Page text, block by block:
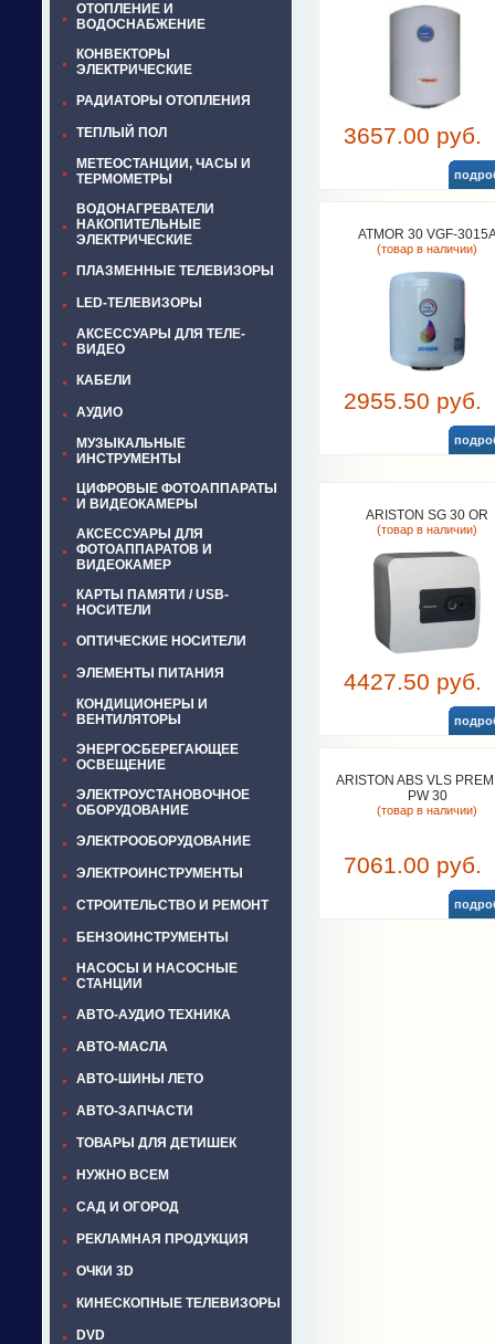
ОТОПЛЕНИЕ И
ВОДОСНАБЖЕНИЕ
КОНВЕКТОРЫ
ЭЛЕКТРИЧЕСКИЕ
РАДИАТОРЫ ОТОПЛЕНИЯ
ТЕПЛЫЙ ПОЛ
МЕТЕОСТАНЦИИ, ЧАСЫ И
ТЕРМОМЕТРЫ
ВОДОНАГРЕВАТЕЛИ
НАКОПИТЕЛЬНЫЕ
ЭЛЕКТРИЧЕСКИЕ
ПЛАЗМЕННЫЕ ТЕЛЕВИЗОРЫ
LED-ТЕЛЕВИЗОРЫ
АКСЕССУАРЫ ДЛЯ ТЕЛЕ-
ВИДЕО
КАБЕЛИ
АУДИО
МУЗЫКАЛЬНЫЕ
ИНСТРУМЕНТЫ
ЦИФРОВЫЕ ФОТОАППАРАТЫ
И ВИДЕОКАМЕРЫ
АКСЕССУАРЫ ДЛЯ
ФОТОАППАРАТОВ И
ВИДЕОКАМЕР
КАРТЫ ПАМЯТИ / USB-
НОСИТЕЛИ
ОПТИЧЕСКИЕ НОСИТЕЛИ
ЭЛЕМЕНТЫ ПИТАНИЯ
КОНДИЦИОНЕРЫ И
ВЕНТИЛЯТОРЫ
ЭНЕРГОСБЕРЕГАЮЩЕЕ
ОСВЕЩЕНИЕ
ЭЛЕКТРОУСТАНОВОЧНОЕ
ОБОРУДОВАНИЕ
ЭЛЕКТРООБОРУДОВАНИЕ
ЭЛЕКТРОИНСТРУМЕНТЫ
СТРОИТЕЛЬСТВО И РЕМОНТ
БЕНЗОИНСТРУМЕНТЫ
НАСОСЫ И НАСОСНЫЕ
СТАНЦИИ
АВТО-АУДИО ТЕХНИКА
АВТО-МАСЛА
АВТО-ШИНЫ ЛЕТО
АВТО-ЗАПЧАСТИ
ТОВАРЫ ДЛЯ ДЕТИШЕК
НУЖНО ВСЕМ
САД И ОГОРОД
РЕКЛАМНАЯ ПРОДУКЦИЯ
ОЧКИ 3D
КИНЕСКОПНЫЕ ТЕЛЕВИЗОРЫ
DVD
3657.00 руб.
ATMOR 30 VGF-
(товар в наличии)
2955.50 руб.
ARISTON SG 30 OR
(товар в наличии)
4427.50 руб.
ARISTON ABS VLS
PW 30
(товар в наличии)
7061.00 руб.